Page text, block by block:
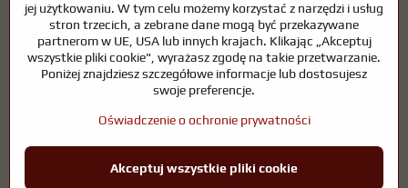
Konie wymagają wysokiej jakości sprzętu jeździeckiego,
odpowiedniego odżywiania i odpowiedzialnej opieki, aby być zdrowe,
silne i zadowolone. Niezależnie od tego, czy chodzi o sprzęt dla
jeźdźców, hodowców, czy miłośników natury, celem jest stworzenie
środowiska, które wspiera naturalną równowagę, bezpieczeństwo i
©2026Prawa autorskie
Preferencje dotyczące prywatności
jej użytkowaniu. W tym celu możemy korzystać z narzędzi i usług
stron trzecich, a zebrane dane mogą być przekazywane
partnerom w UE, USA lub innych krajach. Klikając „Akceptuj
wszystkie pliki cookie", wyrażasz zgodę na takie przetwarzanie.
Poniżej znajdziesz szczegółowe informacje lub dostosujesz
swoje preferencje.
Oświadczenie o ochronie prywatności
Akceptuj wszystkie pliki cookie